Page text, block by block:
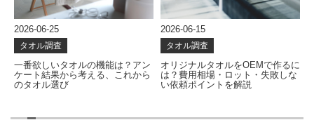
2026-06-25
タオル調査
一番欲しいタオルの機能は？アン
ケート結果から考える、これから
のタオル選び
2026-06-15
タオル調査
オリジナルタオルをOEMで作るに
は？費用相場・ロット・失敗しな
い依頼ポイントを解説